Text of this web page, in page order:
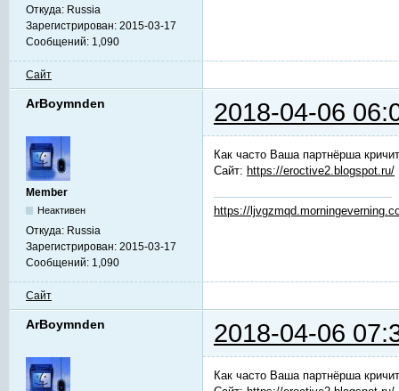
Откуда: Russia
Зарегистрирован: 2015-03-17
Сообщений: 1,090
Сайт
ArBoymnden 2018-04-06
Member
Неактивен
Откуда: Russia
Зарегистрирован: 2015-03-17
Сообщений: 1,090
Как часто Ваша партнёрша
Сайт: https://eroctive2.blogspot.ru/
https://
Сайт
ArBoymnden 2018-04-06
Как часто Ваша партнёрша